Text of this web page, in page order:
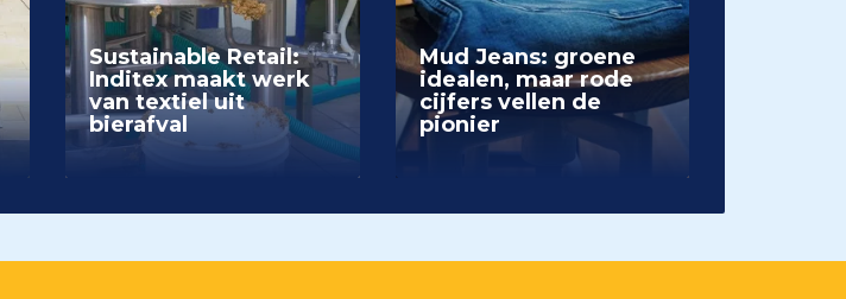
Sustainable Retail:
Inditex maakt werk
van textiel uit
bierafval
Mud Jeans: groene
idealen, maar rode
cijfers vellen de
pionier